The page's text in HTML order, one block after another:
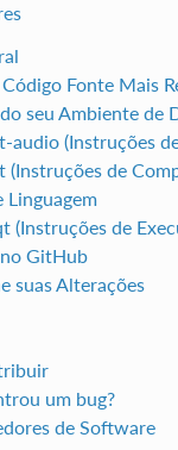
Fonte Mais
seu Ambiente de
audio (Instruções
(Instruções de
Linguagem
(Instruções de
GitHub
suas Alterações
um bug?
de Software